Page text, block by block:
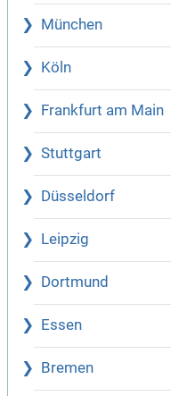
München
Köln
Frankfurt am Main
Stuttgart
Düsseldorf
Leipzig
Dortmund
Essen
Bremen